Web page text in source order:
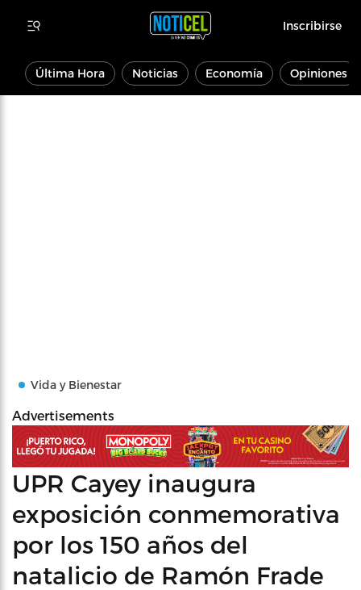
Inscribirse
Última Hora Noticias Economía Opiniones
Vida y Bienestar
Advertisements
UPR Cayey inaugura
exposición conmemorativa
por los 150 años del
natalicio de Ramón Frade